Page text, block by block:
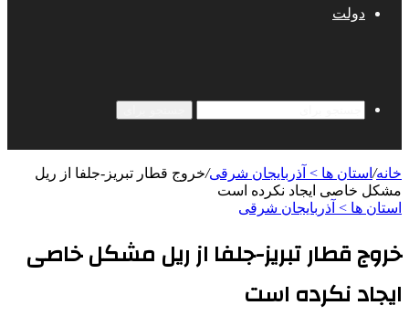
دولت
خانه/ استان ها > آذربایجان شرقی/خروج قطار تبریز-جلفا از ریل
مشکل خاصی ایجاد نکرده است
استان ها > آذربایجان شرقی
خروج قطار تبریز-جلفا از ریل مشکل خاصی
ایجاد نکرده است